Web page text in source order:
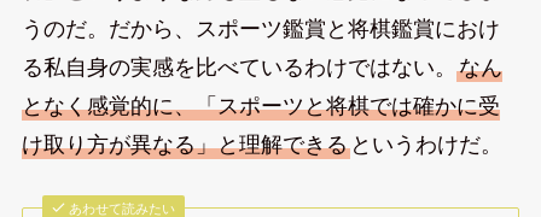
うのだ。だから、スポーツ鑑賞と将棋鑑賞におけ
る私自身の実感を比べているわけではない。 なん
となく感覚的に、「スポーツと将棋では確かに受
け取り方が異なる」と理解できるというわけだ。
あわせて読みたい